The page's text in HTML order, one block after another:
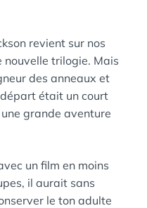
revient sur nos
nouvelle trilogie. Mais
des anneaux et
était un court
grande aventure
un film en moins
il aurait sans
le ton adulte